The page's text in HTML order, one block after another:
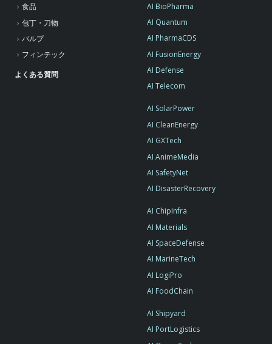
食品
包丁・刀物
パルプ
フィンテック
よくある質問
AI BioPharma
AI Quantum
AI PharmaCDS
AI FusionEnergy
AI Defense
AI Telecom
AI SolarPower
AI CleanEnergy
AI GXTech
AI AnimeMedia
AI SafetyNet
AI DisasterRecovery
AI ChipInfra
AI Materials
AI SpaceDefense
AI MarineTech
AI LogiPro
AI FoodChain
AI Shipyard
AI PortLogistics